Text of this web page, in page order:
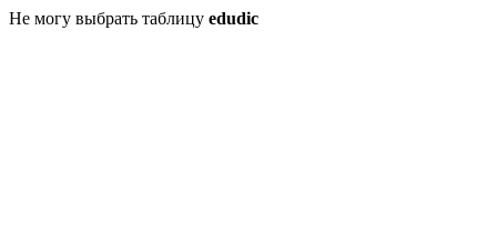
Не могу выбрать таблицу edudic